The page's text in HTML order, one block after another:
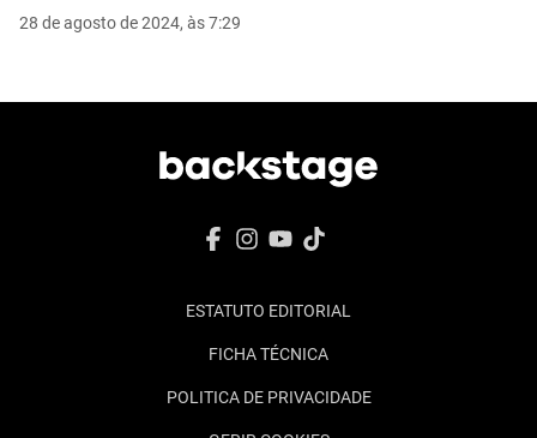
Producer of the Year: PinkPantheress
Lifetime Achievement Award: Ozzy Osbourne
uma das promessas mais brilhantes da música actual.
28 de agosto de 2024, às 7:29
ESTATUTO EDITORIAL
FICHA TÉCNICA
POLITICA DE PRIVACIDADE